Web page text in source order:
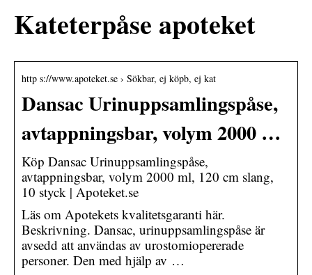
Kateterpåse apoteket
http s://www.apoteket.se › Sökbar, ej köpb, ej kat
Dansac Urinuppsamlingspåse,
avtappningsbar, volym 2000 …
Köp Dansac Urinuppsamlingspåse,
avtappningsbar, volym 2000 ml, 120 cm slang,
10 styck | Apoteket.se
Läs om Apotekets kvalitetsgaranti här.
Beskrivning. Dansac, urinuppsamlingspåse är
avsedd att användas av urostomiopererade
personer. Den med hjälp av …